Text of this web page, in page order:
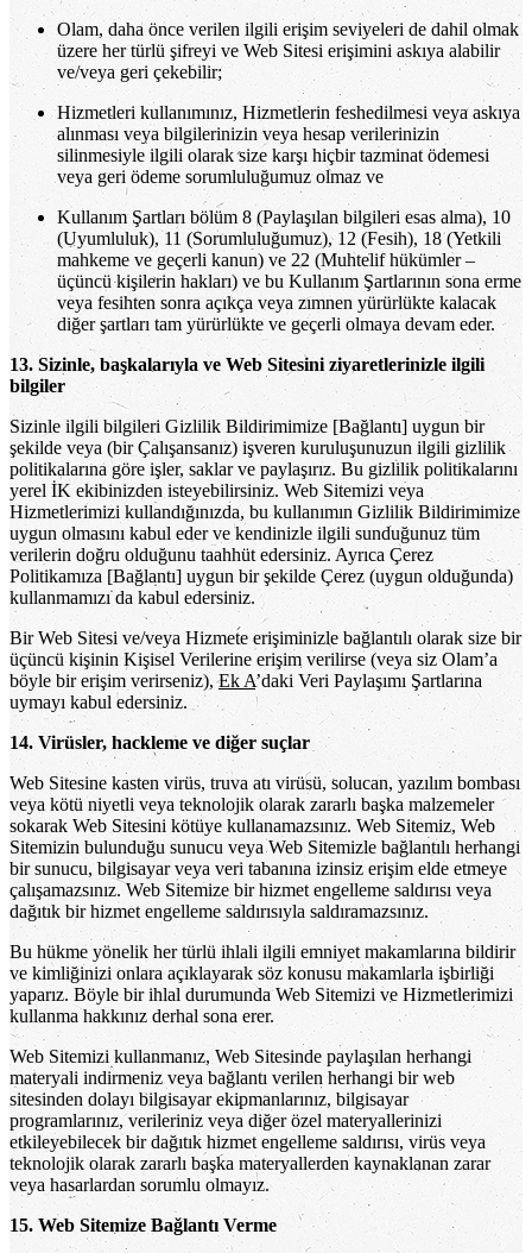
Olam, daha önce verilen ilgili erişim seviyeleri de dahil olmak
üzere her türlü şifreyi ve Web Sitesi erişimini askıya alabilir
ve/veya geri çekebilir;
Hizmetleri kullanımınız, Hizmetlerin feshedilmesi veya askıya
alınması veya bilgilerinizin veya hesap verilerinizin
silinmesiyle ilgili olarak size karşı hiçbir tazminat ödemesi
veya geri ödeme sorumluluğumuz olmaz ve
Kullanım Şartları bölüm 8 (Paylaşılan bilgileri esas alma), 10
(Uyumluluk), 11 (Sorumluluğumuz), 12 (Fesih), 18 (Yetkili
mahkeme ve geçerli kanun) ve 22 (Muhtelif hükümler –
üçüncü kişilerin hakları) ve bu Kullanım Şartlarının sona erme
veya fesihten sonra açıkça veya zımnen yürürlükte kalacak
diğer şartları tam yürürlükte ve geçerli olmaya devam eder.
13. Sizinle, başkalarıyla ve Web Sitesini ziyaretlerinizle ilgili
bilgiler
Sizinle ilgili bilgileri Gizlilik Bildirimimize [Bağlantı] uygun bir
şekilde veya (bir Çalışansanız) işveren kuruluşunuzun ilgili gizlilik
politikalarına göre işler, saklar ve paylaşırız. Bu gizlilik politikalarını
yerel İK ekibinizden isteyebilirsiniz. Web Sitemizi veya
Hizmetlerimizi kullandığınızda, bu kullanımın Gizlilik Bildirimimize
uygun olmasını kabul eder ve kendinizle ilgili sunduğunuz tüm
verilerin doğru olduğunu taahhüt edersiniz. Ayrıca Çerez
Politikamıza [Bağlantı] uygun bir şekilde Çerez (uygun olduğunda)
kullanmamızı da kabul edersiniz.
Bir Web Sitesi ve/veya Hizmete erişiminizle bağlantılı olarak size bir
üçüncü kişinin Kişisel Verilerine erişim verilirse (veya siz Olam’a
böyle bir erişim verirseniz),Ek A’daki Veri Paylaşımı Şartlarına
uymayı kabul edersiniz.
14. Virüsler, hackleme ve diğer suçlar
Web Sitesine kasten virüs, truva atı virüsü, solucan, yazılım bombası
veya kötü niyetli veya teknolojik olarak zararlı başka malzemeler
sokarak Web Sitesini kötüye kullanamazsınız. Web Sitemiz, Web
Sitemizin bulunduğu sunucu veya Web Sitemizle bağlantılı herhangi
bir sunucu, bilgisayar veya veri tabanına izinsiz erişim elde etmeye
çalışamazsınız. Web Sitemize bir hizmet engelleme saldırısı veya
dağıtık bir hizmet engelleme saldırısıyla saldıramazsınız.
Bu hükme yönelik her türlü ihlali ilgili emniyet makamlarına bildirir
ve kimliğinizi onlara açıklayarak söz konusu makamlarla işbirliği
yaparız. Böyle bir ihlal durumunda Web Sitemizi ve Hizmetlerimizi
kullanma hakkınız derhal sona erer.
Web Sitemizi kullanmanız, Web Sitesinde paylaşılan herhangi
materyali indirmeniz veya bağlantı verilen herhangi bir web
sitesinden dolayı bilgisayar ekipmanlarınız, bilgisayar
programlarınız, verileriniz veya diğer özel materyallerinizi
etkileyebilecek bir dağıtık hizmet engelleme saldırısı, virüs veya
teknolojik olarak zararlı başka materyallerden kaynaklanan zarar
veya hasarlardan sorumlu olmayız.
15. Web Sitemize Bağlantı Verme